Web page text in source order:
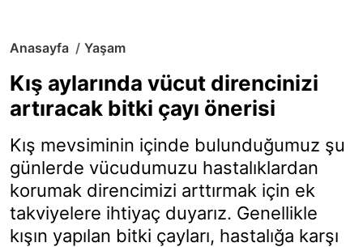
Anasayfa Yaşam
Kış aylarında vücut direncinizi
artıracak bitki çayı önerisi
Kış mevsiminin içinde bulunduğumuz şu
günlerde vücudumuzu hastalıklardan
korumak direncimizi arttırmak için ek
takviyelere ihtiyaç duyarız. Genellikle
kışın yapılan bitki çayları, hastalığa karşı